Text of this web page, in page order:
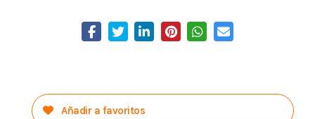
Añadir a favoritos